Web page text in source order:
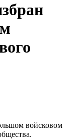
войсковом